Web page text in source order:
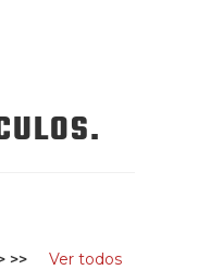
>> Ver todos